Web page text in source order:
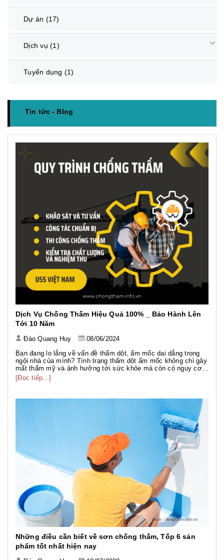
Dự án (17)
Dịch vụ (1)
Tuyển dụng (1)
Tin tức - Blog
Dịch Vụ Chống Thấm Hiệu Quả 100% _ Bảo Hành Lên
Tới 10 Năm
Đào Quang Huy
08/06/2024
Bạn đang lo lắng về vấn đề thấm dột, ẩm mốc dai dẳng trong
ngội nhà của mình? Tình trạng thấm dột ẩm mốc không chỉ gây
mất thẩm mỹ và ảnh hưởng tới sức khỏe mà còn có nguy cơ
cao ảnh hưởng tới tuổi thọ của công trình. Việc thi công chông
thấm tốt là vô cùng quan trọng nhằm bảo vệ ngôi nhà bạn
[Đọc tiếp...]
Những điều cần biết về sơn chống thấm, Tốp 6 sản
phẩm tốt nhất hiện nay